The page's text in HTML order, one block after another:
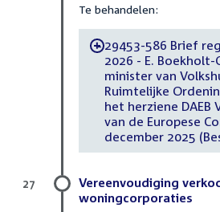
Te behandelen:
-29453-586 Brief
2026 - E. Boekholt-
minister van
Ruimtelijke
het herziene DAEB
van de Europese
december 2025
Vereenvoudiging
woningcorporaties
27